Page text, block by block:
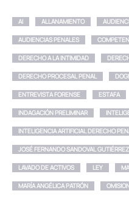
AI ALLANAMIENTO
AUDIENCIAS PENALES
DERECHO A LA INTIMIDAD
DERECHO PROCESAL PENAL
ENTREVISTA FORENSE ESTAFA
INDAGACIÓN PRELIMINAR
INTELIGENCIA ARTIFICIAL DERECHO
JOSÉ FERNANDO SANDOVAL GUTIÉRREZ
LAVADO DE ACTIVOS LEY
MARÍA ANGÉLICA PATRÓN